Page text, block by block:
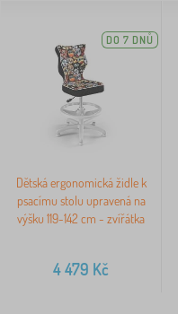
DO 7 DNŮ
Dětská ergonomická židle k
psacímu stolu upravená na
výšku 119-142 cm - zvířátka
4 479 Kč